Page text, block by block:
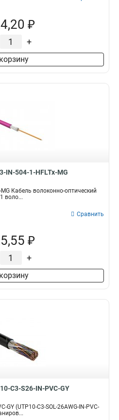
₽
+
IN-504-1-HFLTx-MG
MG Кабель волоконно-оптический
воло...
Сравнить
₽
+
C3-S26-IN-PVC-GY
GY (UTP10-C3-SOL-26AWG-IN-PVC-